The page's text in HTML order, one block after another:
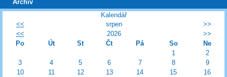
Archiv
Kalendář
<<
srpen
>>
<<
2026
>>
Po
Út St Čt Pá So
Ne
1
2
3
4 5 6 7 8
9
10
11 12 13 14 15
16